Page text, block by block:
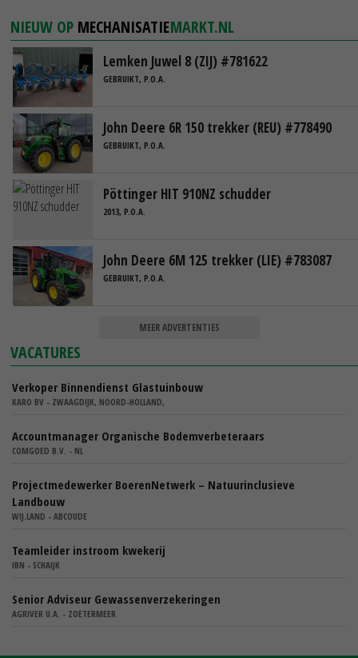
NIEUW OP MECHANISATIEMARKT.NL
Lemken Juwel 8 (ZIJ) #781622
GEBRUIKT, P.O.A.
John Deere 6R 150 trekker (REU) #778490
GEBRUIKT, P.O.A.
Pöttinger HIT 910NZ schudder
2013, P.O.A.
John Deere 6M 125 trekker (LIE) #783087
GEBRUIKT, P.O.A.
MEER ADVERTENTIES
VACATURES
Verkoper Binnendienst Glastuinbouw
KARO BV - ZWAAGDIJK, NOORD-HOLLAND,
Accountmanager Organische Bodemverbeteraars
COMGOED B.V. - NL
Projectmedewerker BoerenNetwerk – Natuurinclusieve
Landbouw
WIJ.LAND - ABCOUDE
Teamleider instroom kwekerij
IBN - SCHAIJK
Senior Adviseur Gewassenverzekeringen
AGRIVER U.A. - ZOETERMEER